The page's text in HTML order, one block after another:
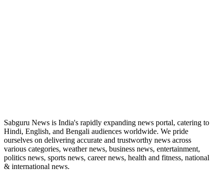
Sabguru News is India's rapidly expanding news portal, catering to
Hindi, English, and Bengali audiences worldwide. We pride
ourselves on delivering accurate and trustworthy news across
various categories, weather news, business news, entertainment,
politics news, sports news, career news, health and fitness, national
& international news.